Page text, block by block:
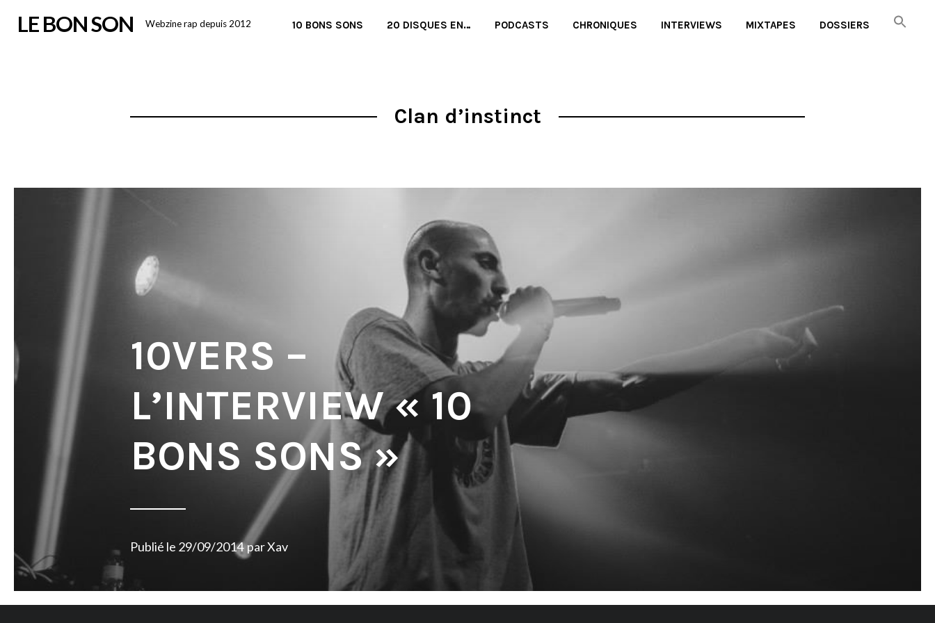
LE BON SON Webzine rap depuis 2012 10 BONS SONS 20 DISQUES EN… PODCASTS CHRONIQUES INTERVIEWS MIXTAPES DOSSIERS
Clan d’instinct
10VERS –
L’INTERVIEW « 10
BONS SONS »
Publié le 29/09/2014 parXav